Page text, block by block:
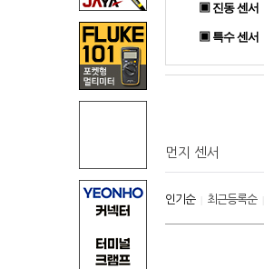
▣ 진동 센서
▣ 특수 센서
먼지 센서
인기순| 최근등록순|